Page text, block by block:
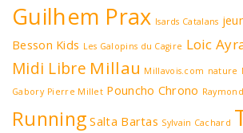
Guilhem Prax Isards Catalans
Besson Kids Les Galopins du Cagire Loic
Midi Libre Millau Millavois.com nature
Gabory Pierre Millet Pouncho Chrono
Running Salta Bartas Sylvain Cachard